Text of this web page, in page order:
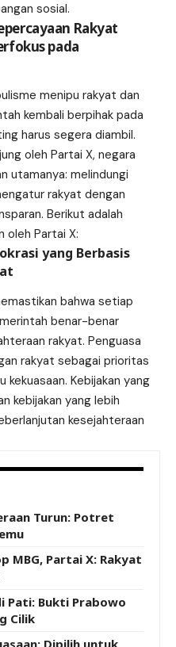
sosial.
Rakyat
pada
menipu rakyat dan
kembali berpihak pada
harus segera diambil.
oleh Partai X, negara
utamanya: melindungi
rakyat dengan
Berikut adalah
oleh Partai X:
yang Berbasis
bahwa setiap
benar-benar
rakyat. Penguasa
rakyat sebagai prioritas
Kebijakan yang
kebijakan yang lebih
kesejahteraan
Turun: Potret
MBG, Partai X: Rakyat
Pati: Bukti Prabowo
Cilik